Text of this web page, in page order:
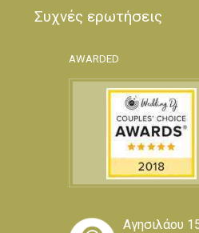
Συχνές ερωτήσεις
AWARDED
Αγησιλάου